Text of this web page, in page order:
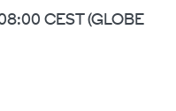
CEST (GLOBE